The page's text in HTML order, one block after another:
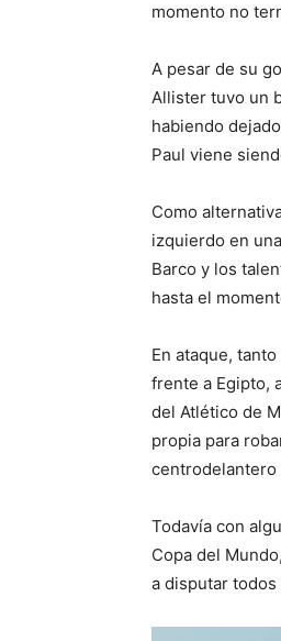
momento no
A pesar de su
Allister tuvo un
habiendo
Paul viene
Como
izquierdo en
Barco y los
hasta el
En ataque,
frente a Egipto,
del Atlético de
propia para
centrodelantero
Todavía con
Copa del
a disputar todos